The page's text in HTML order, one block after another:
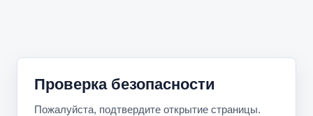
Проверка безопасности
Пожалуйста, подтвердите открытие страницы.